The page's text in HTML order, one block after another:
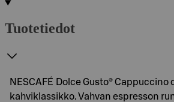
Tuotetiedot
NESCAFÉ Dolce Gusto® Cappuccino
kahviklassikko. Vahvan espresson